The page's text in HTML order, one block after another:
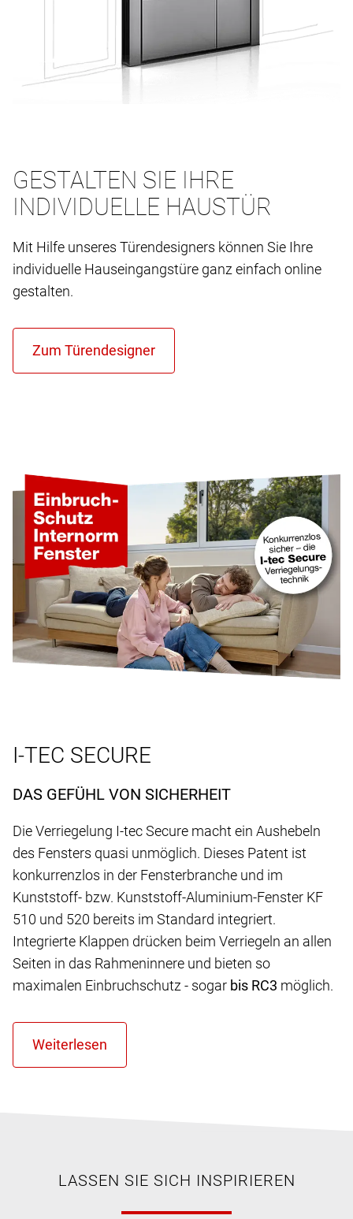
GESTALTEN SIE IHRE
INDIVIDUELLE HAUSTÜR
Mit Hilfe unseres Türendesigners können Sie Ihre
individuelle Hauseingangstüre ganz einfach online
gestalten.
I-TEC SECURE
DAS GEFÜHL VON SICHERHEIT
Die Verriegelung I-tec Secure macht ein Aushebeln
des Fensters quasi unmöglich. Dieses Patent ist
konkurrenzlos in der Fensterbranche und im
Kunststoff- bzw. Kunststoff-Aluminium-Fenster KF
510 und 520 bereits im Standard integriert.
Integrierte Klappen drücken beim Verriegeln an allen
Seiten in das Rahmeninnere und bieten so
maximalen Einbruchschutz - sogar bis RC3 möglich.
LASSEN SIE SICH INSPIRIEREN